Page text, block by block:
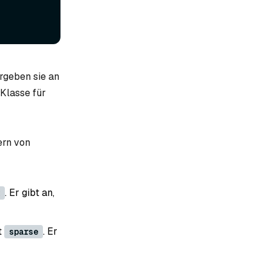
sie an
für
von
. Er gibt an,
sparse . Er